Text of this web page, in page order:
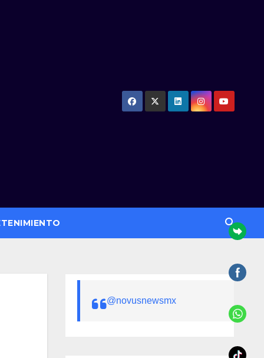
@novusnewsmx